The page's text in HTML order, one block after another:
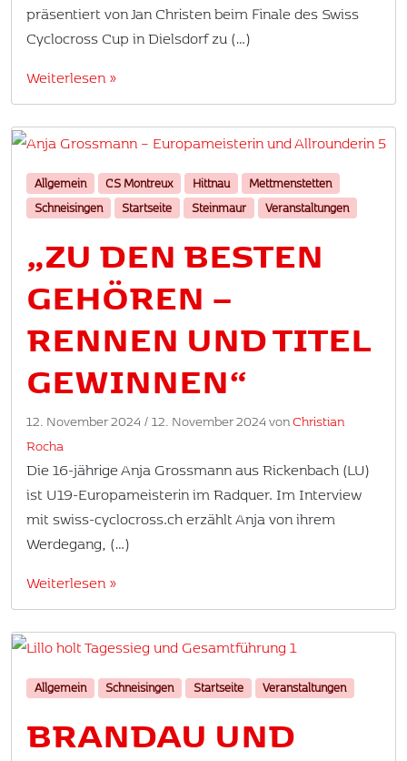
präsentiert von Jan Christen beim Finale des Swiss
Cyclocross Cup in Dielsdorf zu (…)
Weiterlesen »
Allgemein CS Montreux Hittnau
Mettmenstetten
Schneisingen
Startseite Steinmaur Veranstaltungen
„ZU DEN BESTEN
GEHÖREN –
RENNEN UND TITEL
GEWINNEN“
12. November 2024 / 12. November 2024 vonChristian
Rocha
Die 16-jährige Anja Grossmann aus Rickenbach (LU)
ist U19-Europameisterin im Radquer. Im Interview
mit swiss-cyclocross.ch erzählt Anja von ihrem
Werdegang, (…)
Weiterlesen »
Allgemein Schneisingen Startseite Veranstaltungen
BRANDAU UND